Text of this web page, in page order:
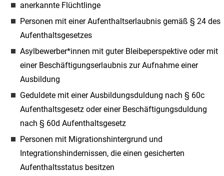
anerkannte Flüchtlinge
Personen mit einer Aufenthaltserlaubnis gemäß § 24 des
Aufenthaltsgesetzes
Asylbewerber*innen mit guter Bleibeperspektive oder mit
einer Beschäftigungserlaubnis zur Aufnahme einer
Ausbildung
Geduldete mit einer Ausbildungsduldung nach § 60c
Aufenthaltsgesetz oder einer Beschäftigungsduldung
nach § 60d Aufenthaltsgesetz
Personen mit Migrationshintergrund und
Integrationshindernissen, die einen gesicherten
Aufenthaltsstatus besitzen